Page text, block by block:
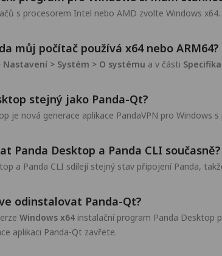
s procesorem Intel nebo AMD zvolte Windows
můj počítač používá x64 nebo ARM64?
Nastavení > Systém > O systému a v části
stejný jako Panda-Qt?
je nová generace aplikace PandaVPN pro
Panda Desktop a Panda CLI současně?
a Panda CLI sdílejí stejný stav připojení Panda,
odinstalovat Panda-Qt?
Windows x64 instalační program Panda Desktop
aplikaci Panda-Qt zavřete.